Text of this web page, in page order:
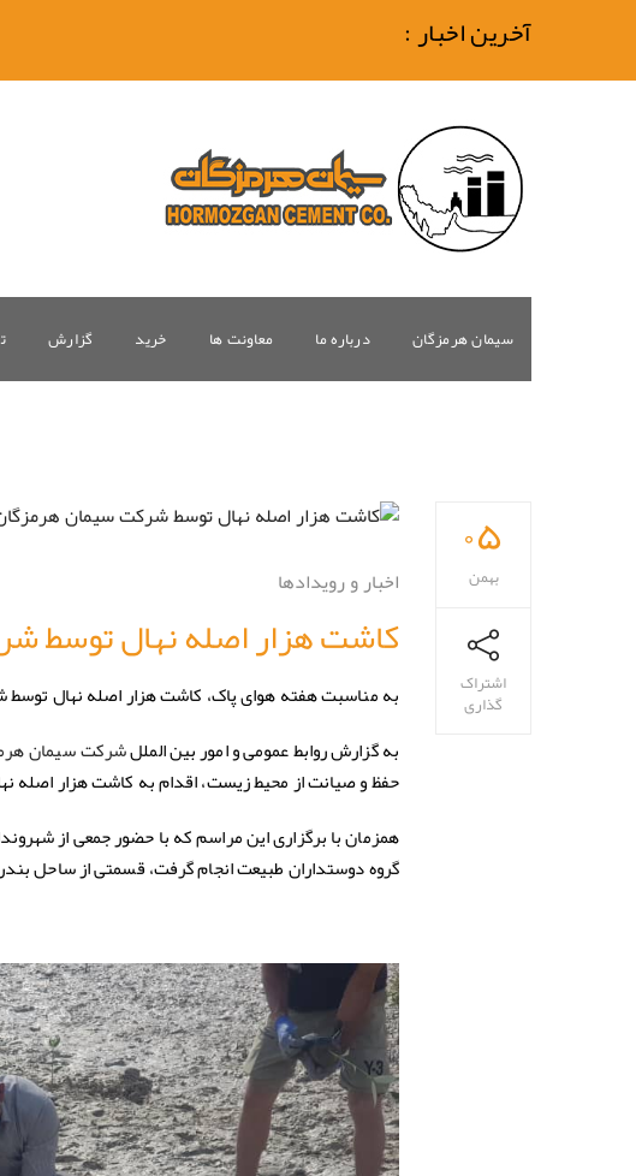
آخرین اخبار :
گزارش خرید معاونت ها درباره ما سیمان هرمزگان
۰۵
بهمن
اشتراک
گذاری
اخبار و رویدادها
کاشت هزار اصله نهال توسط
به مناسبت هفته هوای پاک، کاشت هزار اصله نهال
به گزارش روابط عمومی و امور بین الملل شرکت سیمان
حفظ و صیانت از محیط زیست، اقدام به کاشت هزار اصله
همزمان با برگزاری این مراسم که با حضور جمعی از
گروه دوستداران طبیعت انجام گرفت، قسمتی از ساحل